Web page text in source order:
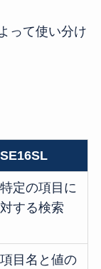
って使い分け
SE16SL
特定の項目に
対する検索
項目名と値の